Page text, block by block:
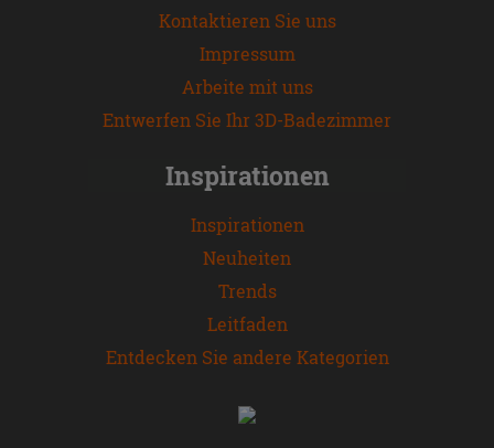
Kontaktieren Sie uns
Impressum
Arbeite mit uns
Entwerfen Sie Ihr 3D-Badezimmer
Inspirationen
Inspirationen
Neuheiten
Trends
Leitfaden
Entdecken Sie andere Kategorien